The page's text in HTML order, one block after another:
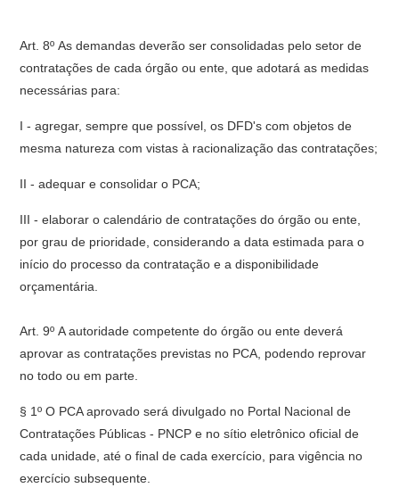
Art. 8º As demandas deverão ser consolidadas pelo setor de
contratações de cada órgão ou ente, que adotará as medidas
necessárias para:
I - agregar, sempre que possível, os DFD's com objetos de
mesma natureza com vistas à racionalização das contratações;
II - adequar e consolidar o PCA;
III - elaborar o calendário de contratações do órgão ou ente,
por grau de prioridade, considerando a data estimada para o
início do processo da contratação e a disponibilidade
orçamentária.
Art. 9º A autoridade competente do órgão ou ente deverá
aprovar as contratações previstas no PCA, podendo reprovar
no todo ou em parte.
§ 1º O PCA aprovado será divulgado no Portal Nacional de
Contratações Públicas - PNCP e no sítio eletrônico oficial de
cada unidade, até o final de cada exercício, para vigência no
exercício subsequente.